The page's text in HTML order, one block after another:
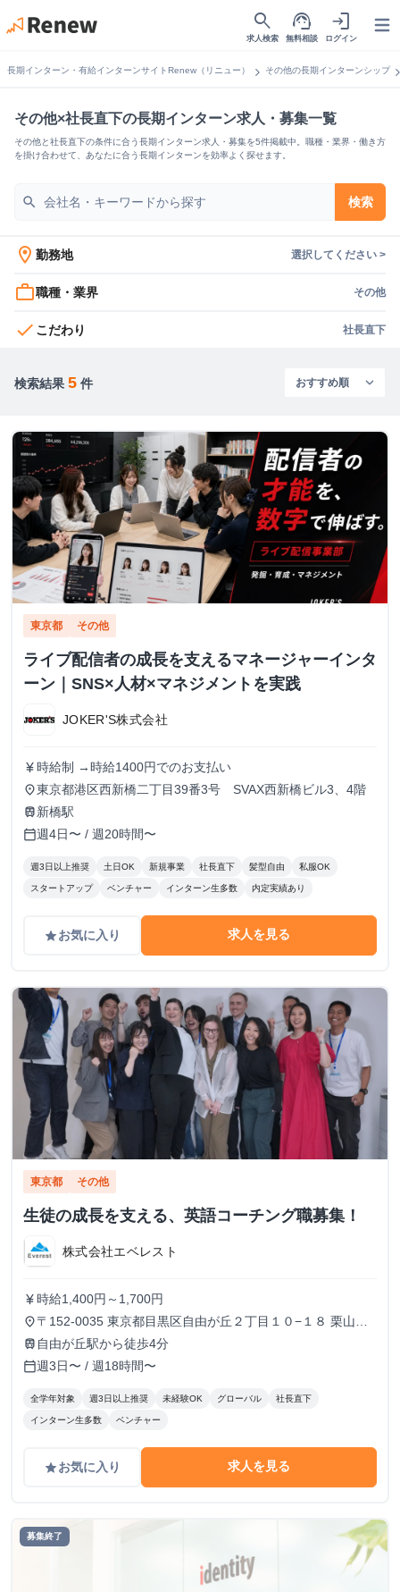
search
求人検索
support_agent
無料相談
login
ログイン
長期インターン・有給インターンサイトRenew（リニュー） chevron_right その他の長期インターンシップ
その他×社長直下の長期インターン求人・募集一覧
その他と社長直下の条件に合う長期インターン求人・募集を5件掲載中。職種・業界・働き方
を掛け合わせて、あなたに合う長期インターンを効率よく探せます。
search 検索
location_on 勤務地 選択してください >
work_outline職種・業界 その他
check こだわり 社長直下
検索結果 5 件
東京都 その他
ライブ配信者の成長を支えるマネージャーインタ
ーン｜SNS×人材×マネジメントを実践
JOKER'S株式会社
currency_yen 時給制 →時給1400円でのお支払い
place東京都港区西新橋二丁目39番3号 SVAX西新橋ビル3、4階
train 新橋駅
calendar_today週4日〜 / 週20時間〜
週3日以上推奨 土日OK 新規事業 社長直下 髪型自由 私服OK
スタートアップ ベンチャー インターン生多数 内定実績あり
gradeお気に入り 求人を見る
東京都 その他
生徒の成長を支える、英語コーチング職募集！
株式会社エベレスト
currency_yen 時給1,400円～1,700円
place 〒152-0035 東京都目黒区自由が丘２丁目１０−１８ 栗山第
二ビル 3F
train 自由が丘駅から徒歩4分
calendar_today週3日〜 / 週18時間〜
全学年対象 週3日以上推奨 未経験OK グローバル 社長直下
インターン生多数 ベンチャー
gradeお気に入り 求人を見る
募集終了